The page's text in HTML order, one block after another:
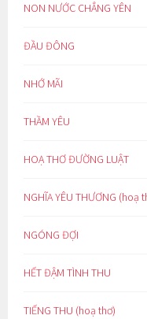
NON NƯỚC CHẲNG YÊN
ĐẦU ĐÔNG
NHỚ MÃI
THẦM YÊU
HOẠ THƠ ĐƯỜNG LUẬT
NGHĨA YÊU THƯƠNG (hoạ
NGÓNG ĐỢI
HẾT ĐẬM TÌNH THU
TIẾNG THU (hoạ thơ)